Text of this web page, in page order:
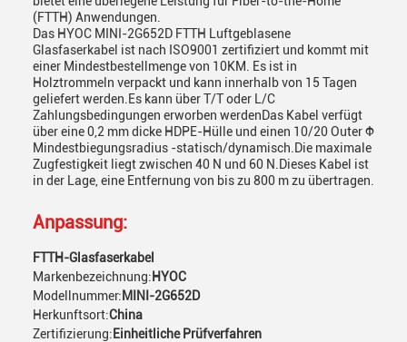
(FTTH) Anwendungen.
Das HYOC MINI-2G652D FTTH Luftgeblasene
Glasfaserkabel ist nach ISO9001 zertifiziert und kommt mit
einer Mindestbestellmenge von 10KM. Es ist in
Holztrommeln verpackt und kann innerhalb von 15 Tagen
geliefert werden.Es kann über T/T oder L/C
Zahlungsbedingungen erworben werdenDas Kabel verfügt
über eine 0,2 mm dicke HDPE-Hülle und einen 10/20 Outer Φ
Mindestbiegungsradius -statisch/dynamisch.Die maximale
Zugfestigkeit liegt zwischen 40 N und 60 N.Dieses Kabel ist
in der Lage, eine Entfernung von bis zu 800 m zu übertragen.
Anpassung:
FTTH-Glasfaserkabel
Markenbezeichnung: HYOC
Modellnummer:MINI-2G652D
Herkunftsort:China
Zertifizierung: Einheitliche Prüfverfahren